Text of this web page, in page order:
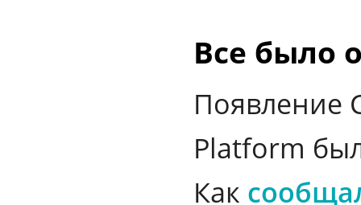
Все было
Появление
Platform
Как